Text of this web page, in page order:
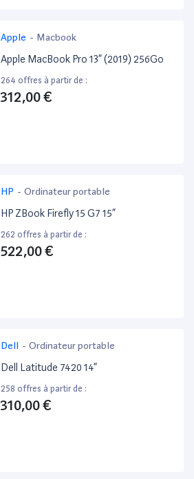
Apple - Macbook
Apple MacBook Pro 13” (2019) 256Go
264 offres à partir de :
312,00 €
HP - Ordinateur portable
HP ZBook Firefly 15 G7 15”
262 offres à partir de :
522,00 €
Dell - Ordinateur portable
Dell Latitude 7420 14”
258 offres à partir de :
310,00 €